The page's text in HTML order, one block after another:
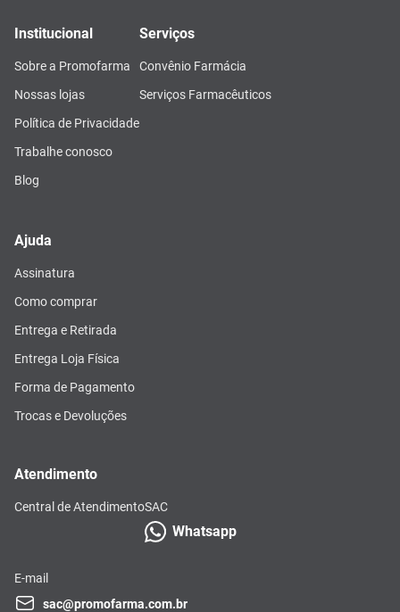
Institucional
Sobre a Promofarma
Nossas lojas
Política de Privacidade
Trabalhe conosco
Blog
Serviços
Convênio Farmácia
Serviços Farmacêuticos
Ajuda
Assinatura
Como comprar
Entrega e Retirada
Entrega Loja Física
Forma de Pagamento
Trocas e Devoluções
Atendimento
Central de AtendimentoSAC
Whatsapp
E-mail
sac@promofarma.com.br